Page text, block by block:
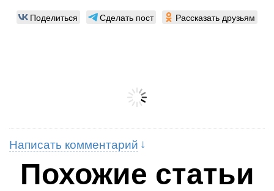
Поделиться Сделать пост Рассказать друзьям
Написать комментарий
Похожие статьи